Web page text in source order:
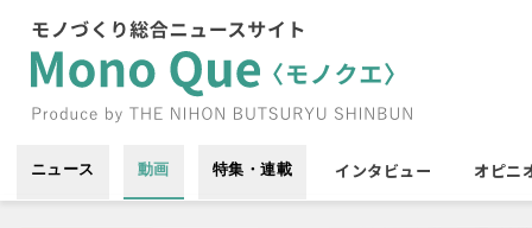
ニュース 動画 特集・連載 インタビュー オピニ